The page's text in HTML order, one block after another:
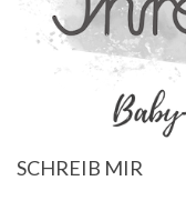
SCHREIB MIR